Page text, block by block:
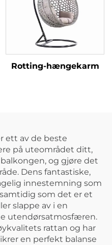
Rotting-hængekarm
ett av de beste
på uteområdet ditt,
og gjøre det
Dens fantastiske,
innestemning som
som det er et
slappe av i en
utendørsatmosfæren.
rattan og har
en perfekt balanse